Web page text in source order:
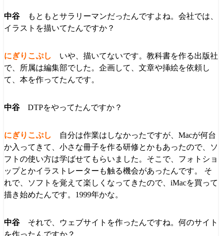
もともとサラリーマンだったんですよね。会社では、
イラストを描いてたんですか？
いや、描いてないです。教科書を作る出版社
で、所属は編集部でした。企画して、文章や挿絵を依頼し
て、本を作ってたんです。
DTPをやってたんですか？
自分は作業はしなかったですが、Macが何台
か入ってきて、小さな冊子を作る研修とかもあったので、ソ
フトの使い方は学ばせてもらいました。そこで、フォトショ
ップとかイラストレーターも触る機会があったんです。 そ
れで、ソフトを覚えて楽しくなってきたので、iMacを買って
描き始めたんです。1999年かな。
それで、ウェブサイトを作ったんですね。何のサイト